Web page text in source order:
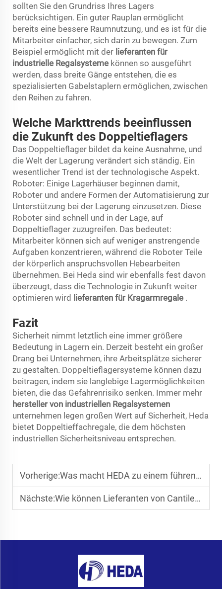
sollten Sie den Grundriss Ihres Lagers
berücksichtigen. Ein guter Rauplan ermöglicht
bereits eine bessere Raumnutzung, und es ist für die
Mitarbeiter einfacher, sich darin zu bewegen. Zum
Beispiel ermöglicht mit der lieferanten für
industrielle Regalsysteme können so ausgeführt
werden, dass breite Gänge entstehen, die es
spezialisierten Gabelstaplern ermöglichen, zwischen
den Reihen zu fahren.
Welche Markttrends beeinflussen
die Zukunft des Doppeltieflagers
Das Doppeltieflager bildet da keine Ausnahme, und
die Welt der Lagerung verändert sich ständig. Ein
wesentlicher Trend ist der technologische Aspekt.
Roboter: Einige Lagerhäuser beginnen damit,
Roboter und andere Formen der Automatisierung zur
Unterstützung bei der Lagerung einzusetzen. Diese
Roboter sind schnell und in der Lage, auf
Doppeltieflager zuzugreifen. Das bedeutet:
Mitarbeiter können sich auf weniger anstrengende
Aufgaben konzentrieren, während die Roboter Teile
der körperlich anspruchsvollen Hebearbeiten
übernehmen. Bei Heda sind wir ebenfalls fest davon
überzeugt, dass die Technologie in Zukunft weiter
optimieren wird lieferanten für Kragarmregale .
Fazit
Sicherheit nimmt letztlich eine immer größere
Bedeutung in Lagern ein. Derzeit besteht ein großer
Drang bei Unternehmen, ihre Arbeitsplätze sicherer
zu gestalten. Doppeltieflagersysteme können dazu
beitragen, indem sie langlebige Lagermöglichkeiten
bieten, die das Gefahrenrisiko senken. Immer mehr
hersteller von industriellen Regalsystemen
unternehmen legen großen Wert auf Sicherheit, Heda
bietet Doppeltieffachregale, die dem höchsten
industriellen Sicherheitsniveau entsprechen.
Vorherige:Was macht HEDA zu einem führenden Hersteller von Push-Back-Regalen
Nächste:Wie können Lieferanten von Cantilever-Regalsystemen die Lagerung von Metallrohren unterstützen